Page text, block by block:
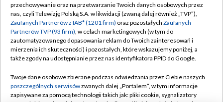
Abonament TVP
Emisja w TVP
Centrum informacji TVP
Naziemna Telewizja Cyfrowa
Rada Programowa
Regulamin TVP
Polityka prywatności
Moje zgody
Pomoc
Kontakt
przechowywanie oraz na przetwarzanie Twoich danych osobowych przez
nas, czyli Telewizję Polską S.A. w likwidacji (zwaną dalej również „TVP”),
Zaufanych Partnerów z IAB* (1201 firm) oraz pozostałych Zaufanych
Partnerów TVP (93 firm), w celach marketingowych (w tym do
zautomatyzowanego dopasowania reklam do Twoich zainteresowań i
mierzenia ich skuteczności) i pozostałych, które wskazujemy poniżej, a
także zgody na udostępnianie przez nas identyfikatora PPID do Google.
Twoje dane osobowe zbierane podczas odwiedzania przez Ciebie naszych
poszczególnych serwisówzwanych dalej „Portalem”, w tym informacje
zapisywane za pomocą technologii takich jak: pliki cookie, sygnalizatory